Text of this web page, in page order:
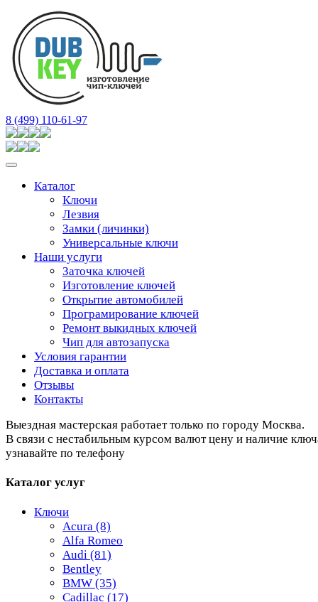
8 (499) 110-61-97
Каталог
Ключи
Лезвия
Замки (личинки)
Универсальные ключи
Наши услуги
Заточка ключей
Изготовление ключей
Открытие автомобилей
Програмирование ключей
Ремонт выкидных ключей
Чип для автозапуска
Условия гарантии
Доставка и оплата
Отзывы
Контакты
Выездная мастерская работает только по городу Москва.
В связи с нестабильным курсом валют цену и наличие
узнавайте по телефону
Каталог услуг
Ключи
Acura (8)
Alfa Romeo
Audi (81)
Bentley
BMW (35)
Cadillac (17)